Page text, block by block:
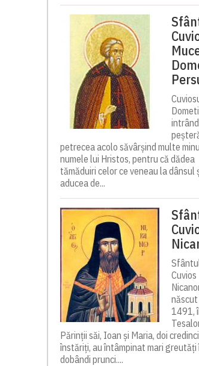
petrecea acolo săvârșind multe
numele lui Hristos, pentru că dădea
tămăduiri celor ce veneau la dânsul
aducea de...
Cuvios
1491,
Părinții săi, Ioan și Maria, doi
înstăriți, au întâmpinat mari greutăți
dobândi prunci....